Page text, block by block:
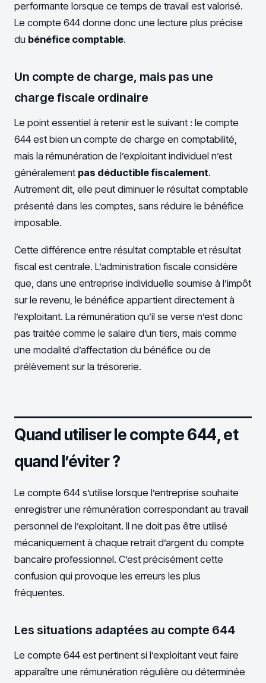
performante lorsque ce temps de travail est valorisé.
Le compte 644 donne donc une lecture plus précise
du bénéfice comptable.
Un compte de charge, mais pas une
charge fiscale ordinaire
Le point essentiel à retenir est le suivant : le compte
644 est bien un compte de charge en comptabilité,
mais la rémunération de l’exploitant individuel n’est
généralement pas déductible fiscalement.
Autrement dit, elle peut diminuer le résultat comptable
présenté dans les comptes, sans réduire le bénéfice
imposable.
Cette différence entre résultat comptable et résultat
fiscal est centrale. L’administration fiscale considère
que, dans une entreprise individuelle soumise à l’impôt
sur le revenu, le bénéfice appartient directement à
l’exploitant. La rémunération qu’il se verse n’est donc
pas traitée comme le salaire d’un tiers, mais comme
une modalité d’affectation du bénéfice ou de
prélèvement sur la trésorerie.
Quand utiliser le compte 644, et
quand l’éviter ?
Le compte 644 s’utilise lorsque l’entreprise souhaite
enregistrer une rémunération correspondant au travail
personnel de l’exploitant. Il ne doit pas être utilisé
mécaniquement à chaque retrait d’argent du compte
bancaire professionnel. C’est précisément cette
confusion qui provoque les erreurs les plus
fréquentes.
Les situations adaptées au compte 644
Le compte 644 est pertinent si l’exploitant veut faire
apparaître une rémunération régulière ou déterminée